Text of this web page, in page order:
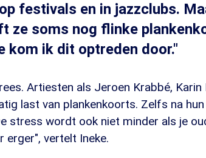
festivals en in jazzclubs.
ze soms nog flinke
kom ik dit optreden door."
Artiesten als Jeroen Krabbé, Karin
last van plankenkoorts. Zelfs na
stress wordt ook niet minder als je
erger", vertelt Ineke.